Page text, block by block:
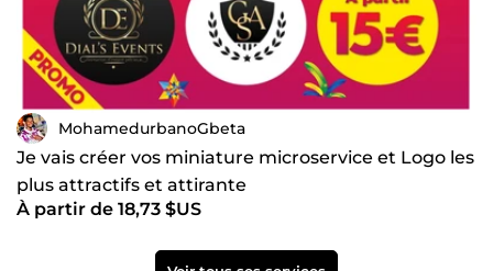
MohamedurbanoGbeta
Je vais créer vos miniature microservice et Logo les
plus attractifs et attirante
À partir de 18,73 $US